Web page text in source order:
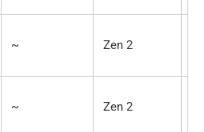
~ Zen 2
~ Zen 2